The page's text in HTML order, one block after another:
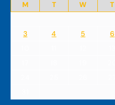
M
T W T
3
4 5 6